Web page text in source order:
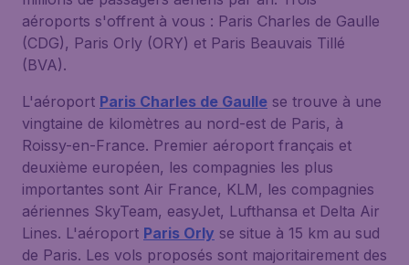
aéroports s'offrent à vous : Paris Charles de Gaulle
(CDG), Paris Orly (ORY) et Paris Beauvais Tillé
(BVA).
L'aéroport Paris Charles de Gaulle se trouve à une
vingtaine de kilomètres au nord-est de Paris, à
Roissy-en-France. Premier aéroport français et
deuxième européen, les compagnies les plus
importantes sont Air France, KLM, les compagnies
aériennes SkyTeam, easyJet, Lufthansa et Delta Air
Lines. L'aéroport Paris Orly se situe à 15 km au sud
de Paris. Les vols proposés sont majoritairement des